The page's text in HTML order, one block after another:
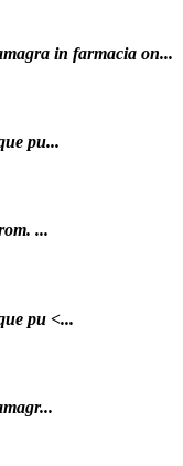
in farmacia on...
pu...
...
pu <...